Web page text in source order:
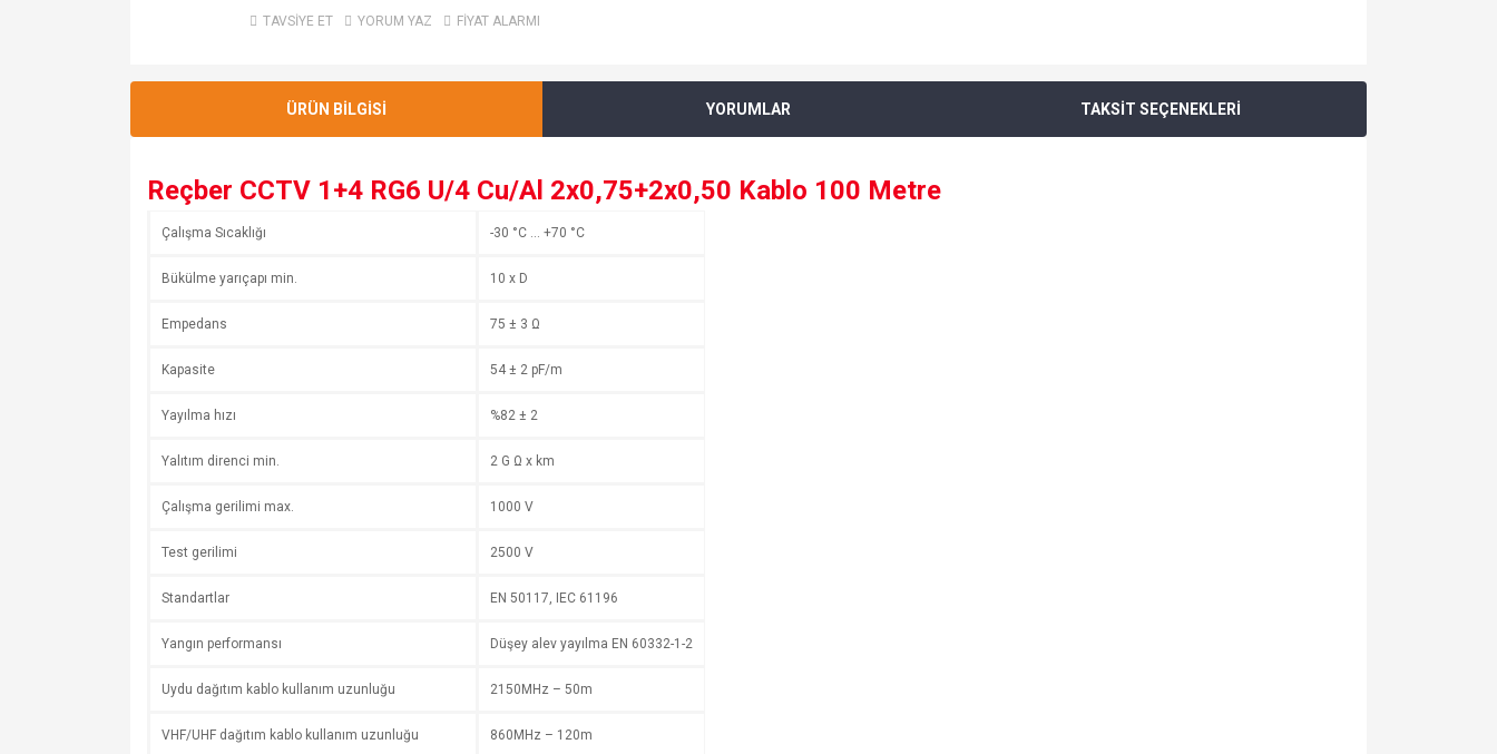
TAVSİYE ET YORUM YAZ FİYAT ALARMI
ÜRÜN BİLGİSİ YORUMLAR TAKSİT SEÇENEKLERİ
Reçber CCTV 1+4 RG6 U/4 Cu/Al 2x0,75+2x0,50 Kablo 100 Metre
Çalışma Sıcaklığı -30 °C … +70 °C
Bükülme yarıçapı min. 10 x D
Empedans 75 ± 3 Ω
Kapasite 54 ± 2 pF/m
Yayılma hızı %82 ± 2
Yalıtım direnci min. 2 G Ω x km
Çalışma gerilimi max. 1000 V
Test gerilimi 2500 V
Standartlar EN 50117, IEC 61196
Yangın performansı Düşey alev yayılma EN 60332-1-2
Uydu dağıtım kablo kullanım uzunluğu 2150MHz – 50m
VHF/UHF dağıtım kablo kullanım uzunluğu 860MHz – 120m